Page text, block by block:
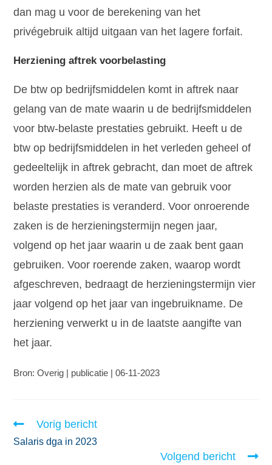
dan mag u voor de berekening van het
privégebruik altijd uitgaan van het lagere forfait.
Herziening aftrek voorbelasting
De btw op bedrijfsmiddelen komt in aftrek naar
gelang van de mate waarin u de bedrijfsmiddelen
voor btw-belaste prestaties gebruikt. Heeft u de
btw op bedrijfsmiddelen in het verleden geheel of
gedeeltelijk in aftrek gebracht, dan moet de aftrek
worden herzien als de mate van gebruik voor
belaste prestaties is veranderd. Voor onroerende
zaken is de herzieningstermijn negen jaar,
volgend op het jaar waarin u de zaak bent gaan
gebruiken. Voor roerende zaken, waarop wordt
afgeschreven, bedraagt de herzieningstermijn vier
jaar volgend op het jaar van ingebruikname. De
herziening verwerkt u in de laatste aangifte van
het jaar.
Bron: Overig | publicatie | 06-11-2023
Vorig bericht
Salaris dga in 2023
Volgend bericht